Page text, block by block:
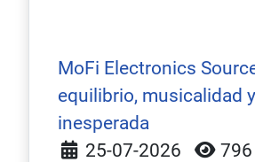
MoFi Electronics
equilibrio, musicalidad
inesperada
Detalles
25-07-2026 796